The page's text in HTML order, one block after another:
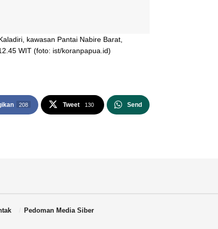
kawasan Pantai Nabire Barat,
WIT (foto: ist/koranpapua.id)
208 Tweet 130 Send
Pedoman Media Siber